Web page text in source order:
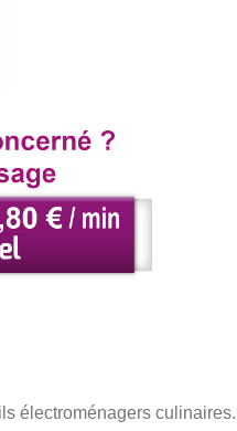
électroménagers culinaires.